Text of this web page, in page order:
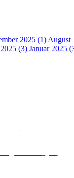
2025 (1) August
(3) Januar 2025